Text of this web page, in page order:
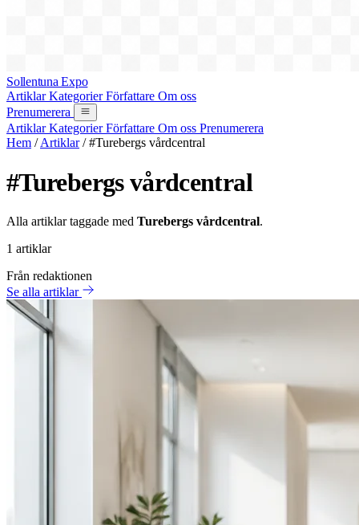
Sollentuna Expo
ArtiklarKategorierFörfattare Om oss
Prenumerera
ArtiklarKategorierFörfattare Om oss Prenumerera
Hem / Artiklar / #Turebergs vårdcentral
#Turebergs vårdcentral
Alla artiklar taggade med Turebergs vårdcentral.
1 artiklar
Från redaktionen
Se alla artiklar